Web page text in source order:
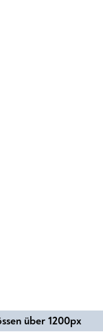
über 1200px